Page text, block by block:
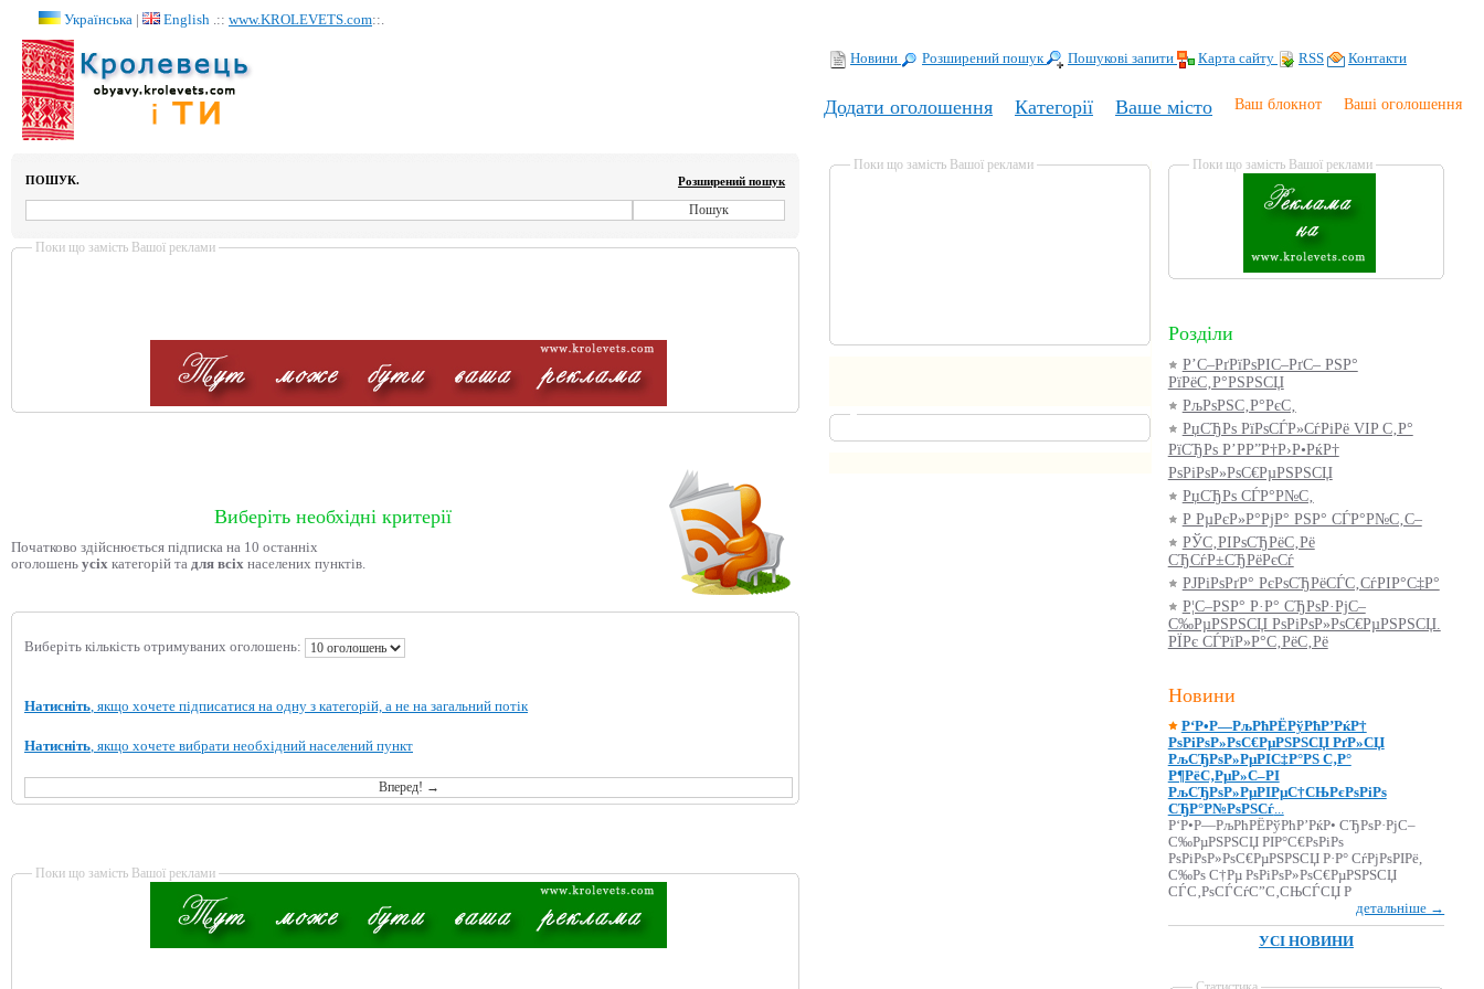
Українська English .:: www.KROLEVETS.com::.
Новини Розширений пошук Пошукові запити Карта сайту RSS Контакти
Додати оголошення Категорії Ваше місто Ваш блокнот Ваші оголошення
ПОШУК. Розширений пошук
Поки що замість Вашої реклами
Виберіть необхідні критерії
Початково здійснюється підписка на 10 останніх
оголошень усіх категорій та для всіх населених пунктів.
Виберіть кількість отримуваних оголошень:
Натисніть, якщо хочете підписатися на одну з категорій, а не на загальний потік
Натисніть, якщо хочете вибрати необхідний населений пункт
Поки що замість Вашої реклами
Поки що замість Вашої реклами Поки що замість Вашої реклами
Розділи
Р’С–РґРїРѕРІС–РґС– РЅР°
РїРёС‚Р°РЅРЅСЏ
РљРѕРЅС‚Р°РєС‚
РџСЂРѕ РїРѕСЃР»СѓРіРё VIP С‚Р°
РїСЂРѕ Р’РР”Р†Р›Р•РќР†
РѕРіРѕР»РѕС€РµРЅРЅСЏ
РџСЂРѕ СЃР°Р№С‚
Р РµРєР»Р°РјР° РЅР° СЃР°Р№С‚С–
РЎС‚РІРѕСЂРёС‚Рё
СЂСѓР±СЂРёРєСѓ
РЈРіРѕРґР° РєРѕСЂРёСЃС‚СѓРІР°С‡Р°
Р¦С–РЅР° Р·Р° СЂРѕР·РјС–
С‰РµРЅРЅСЏ РѕРіРѕР»РѕС€РµРЅРЅСЏ.
РЇРє СЃРїР»Р°С‚РёС‚Рё
Новини
Р‘Р•Р—РљРћРЁРўРћР’РќР†
РѕРіРѕР»РѕС€РµРЅРЅСЏ РґР»СЏ
РљСЂРѕР»РµРІС‡Р°РЅ С‚Р°
Р¶РёС‚РµР»С–РІ
РљСЂРѕР»РµРІРµС†СЊРєРѕРіРѕ
СЂР°Р№РѕРЅСѓ...
Р‘Р•Р—РљРћРЁРўРћР’РќР• СЂРѕР·РјС–
С‰РµРЅРЅСЏ РІР°С€РѕРіРѕ
РѕРіРѕР»РѕС€РµРЅРЅСЏ Р·Р° СѓРјРѕРІРё,
С‰Рѕ С†Рµ РѕРіРѕР»РѕС€РµРЅРЅСЏ
СЃС‚РѕСЃСѓС”С‚СЊСЃСЏ Р
детальніше →
УСІ НОВИНИ